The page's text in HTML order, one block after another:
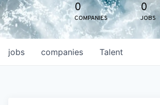
0
COMPANIES
0
JOBS
jobs companies Talent